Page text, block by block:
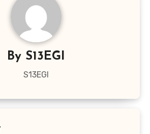
By S13EGI
S13EGI